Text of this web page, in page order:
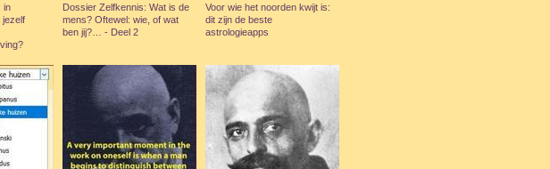
in
jezelf
Dossier Zelfkennis: Wat is de
mens? Oftewel: wie, of wat
ben jij?… - Deel 2
Voor wie het noorden kwijt is:
dit zijn de beste
astrologieapps